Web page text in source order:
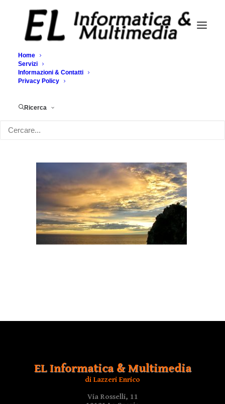
Home
Servizi
Informazioni & Contatti
Privacy Policy
Ricerca
tramonto corniglia
EL Informatica & Multimedia
di Lazzeri Enrico
Via Rosselli, 11